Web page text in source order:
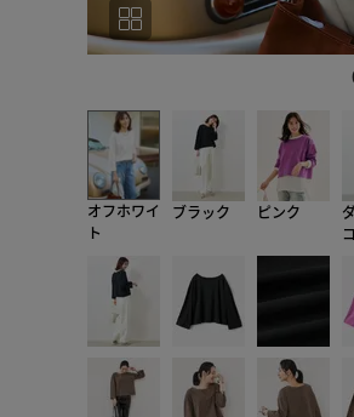
オフホワイ
ト
ブラック ピンク